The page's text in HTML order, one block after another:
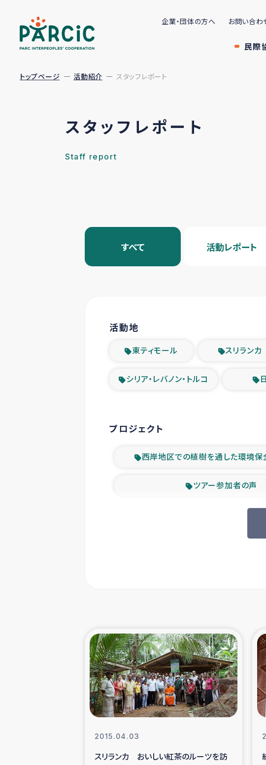
企業・団体の方へ お問い合わ
民際
トップページ 活動紹介 スタッフレポート
スタッフレポート
Staff report
すべて 活動レポート
活動地
東ティモール スリランカ
シリア・レバノン・トルコ
プロジェクト
西岸地区での植樹を通した環境保
ツアー参加者の声
緊急救援の時代
東ティモール豪雨緊急
スリランカ 緊急人道支
スリランカの南北女性をつなぐサリー・
ェクト
ガザ人道支援
2015.04.03
スリランカ おいしい紅茶のルーツを訪